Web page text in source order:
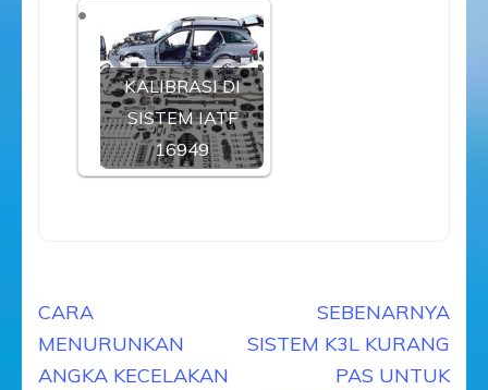
KALIBRASI DI
SISTEM IATF
16949
Navigasi
pos
CARA
MENURUNKAN
ANGKA KECELAKAN
SEBENARNYA
SISTEM K3L KURANG
PAS UNTUK